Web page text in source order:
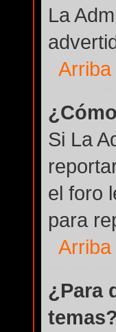
La
Arriba
Si La
el foro
para
Arriba
¿Para
temas?